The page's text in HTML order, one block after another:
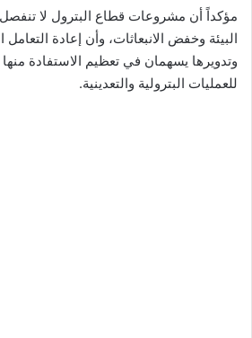
مؤكداً أن مشروعات قطاع البترول لا
البيئة وخفض الانبعاثات، وأن إعادة
وتدويرها يسهمان في تعظيم الاستفادة منها
للعمليات البترولية والتعدينية.